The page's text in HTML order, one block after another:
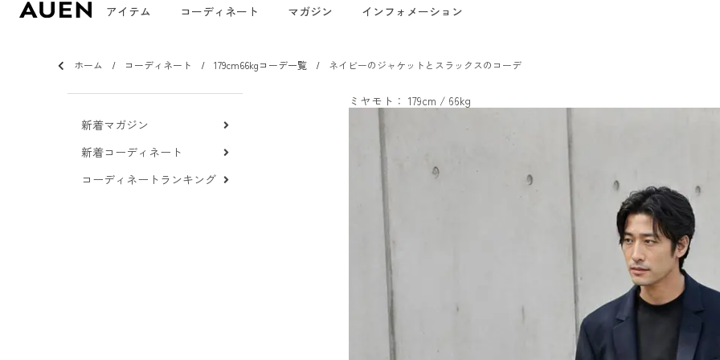
アイテム コーディネート マガジン インフォメーション
ホーム コーディネート 179cm66kgコーデ一覧 ネイビーのジャケットとスラックスのコーデ
新着マガジン
新着コーディネート
コーディネートランキング
ミヤモト： 179cm / 66kg